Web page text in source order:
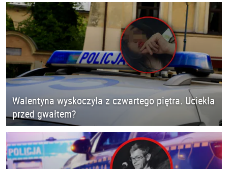
Walentyna wyskoczyła z czwartego piętra. Uciekła
przed gwałtem?